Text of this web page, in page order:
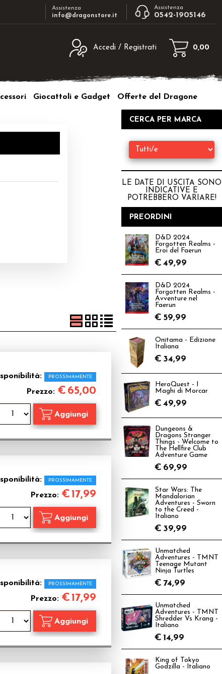
Assistenza
info@dragonstore.it
Assistenza
0542-1905146
Accedi / Registrati
e poi clicca sul
sito clicca sul pulsante "Registrati"
0,00
Giocattoli e Gadget Offerte del Dragone
PROSSIMAMENTE
Prezzo: € 65,00
PROSSIMAMENTE
Prezzo: €17,99
PROSSIMAMENTE
Prezzo: €17,99
CERCA PER MARCA
LE DATE DI USCITA SONO
INDICATIVE E
POTREBBERO VARIARE!
PREORDINI
D&D 2024
Forgotten Realms -
Eroi del Faerun
€ 49,99
D&D 2024
Forgotten Realms -
Avventure nel
Faerun
€ 59,99
Onitama - Edizione
Italiana
€ 34,99
HeroQuest - I
Maghi di Morcar
€ 49,99
Dungeons &
Dragons Stranger
Things - Welcome to
The Hellfire Club
Adventure Game
€ 69,99
Star Wars: The
Mandalorian
Adventures - Sworn
to the Creed -
Italiano
€ 39,99
Unmatched
Adventures - TMNT
Teenage Mutant
Ninja Turtles
€ 74,99
Unmatched
Adventures - TMNT
Shredder Vs Krang -
Italiano
€ 14,99
King of Tokyo
Godzilla - Italiano